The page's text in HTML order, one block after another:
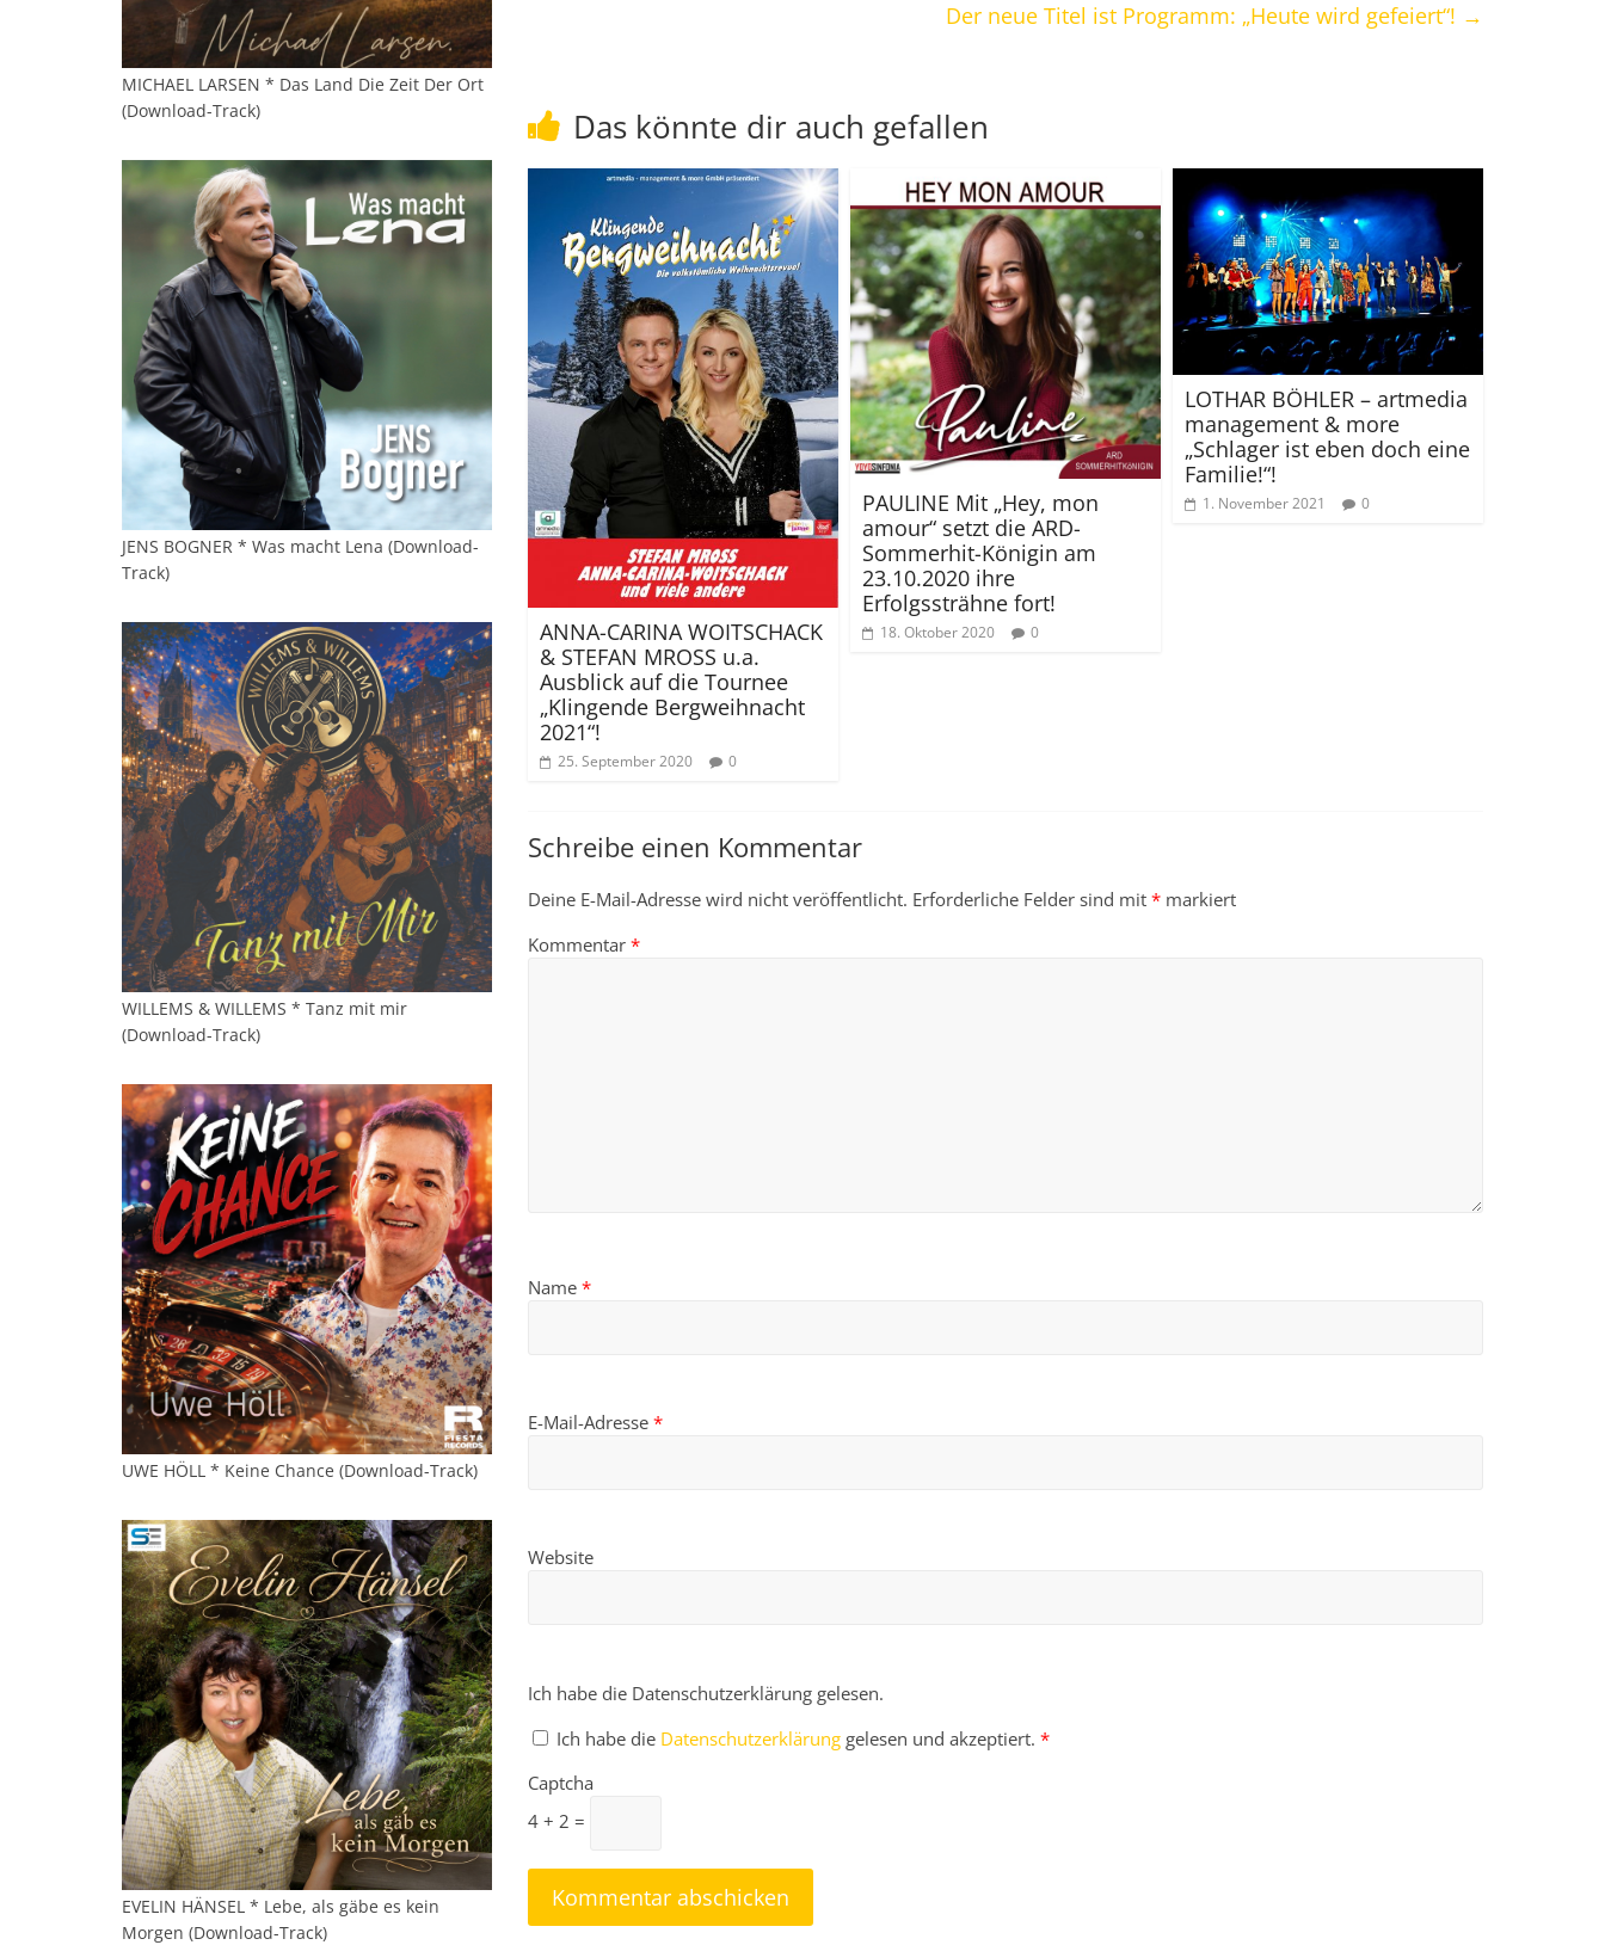
Der neue Titel ist Programm: „Heute wird gefeiert“! →
Das könnte dir auch gefallen
ANNA-CARINA WOITSCHACK
& STEFAN MROSS u.a.
Ausblick auf die Tournee
„Klingende Bergweihnacht
2021“!
25. September 2020 0
PAULINE Mit „Hey, mon
amour“ setzt die ARD-
Sommerhit-Königin am
23.10.2020 ihre
Erfolgssträhne fort!
18. Oktober 2020 0
LOTHAR BÖHLER – artmedia
management & more
„Schlager ist eben doch eine
Familie!“!
1. November 2021 0
Schreibe einen Kommentar
Deine E-Mail-Adresse wird nicht veröffentlicht. Erforderliche Felder sind mit * markiert
Kommentar *
Name *
E-Mail-Adresse *
Website
Ich habe die Datenschutzerklärung gelesen.
Ich habe die Datenschutzerklärung gelesen und akzeptiert. *
Captcha
4 + 2 =
MICHAEL LARSEN * Das Land Die Zeit Der Ort
(Download-Track)
JENS BOGNER * Was macht Lena (Download-
Track)
WILLEMS & WILLEMS * Tanz mit mir
(Download-Track)
UWE HÖLL * Keine Chance (Download-Track)
EVELIN HÄNSEL * Lebe, als gäbe es kein
Morgen (Download-Track)